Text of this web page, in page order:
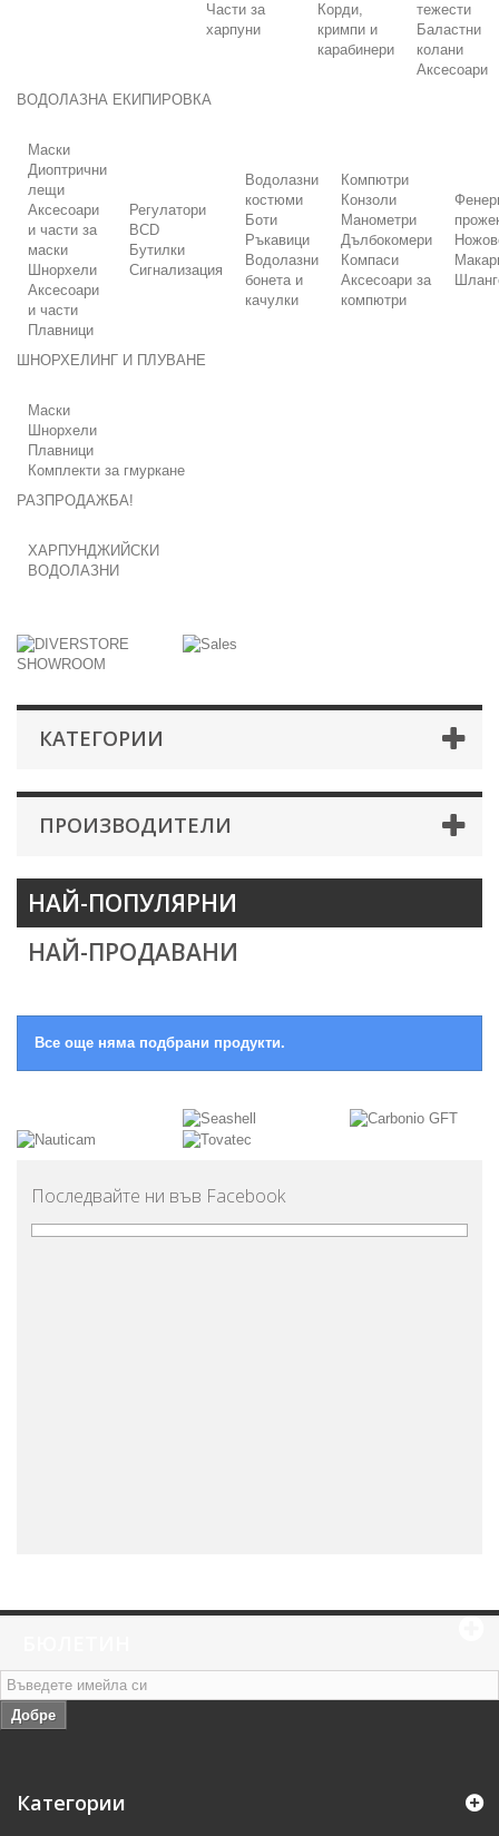
Части за
харпуни
Корди,
кримпи и
карабинери
тежести
Баластни
колани
Аксесоари
ВОДОЛАЗНА ЕКИПИРОВКА
Маски
Диоптрични
лещи
Аксесоари
и части за
маски
Шнорхели
Аксесоари
и части
Плавници
Регулатори
BCD
Бутилки
Сигнализация
Водолазни
костюми
Боти
Ръкавици
Водолазни
бонета и
качулки
Компютри
Конзоли
Манометри
Дълбокомери
Компаси
Аксесоари за
компютри
ШНОРХЕЛИНГ И ПЛУВАНЕ
Маски
Шнорхели
Плавници
Комплекти за гмуркане
РАЗПРОДАЖБА!
ХАРПУНДЖИЙСКИ
ВОДОЛАЗНИ
КАТЕГОРИИ
ПРОИЗВОДИТЕЛИ
НАЙ-ПОПУЛЯРНИ
НАЙ-ПРОДАВАНИ
Все още няма подбрани продукти.
Последвайте ни във Facebook
Добре
Категории